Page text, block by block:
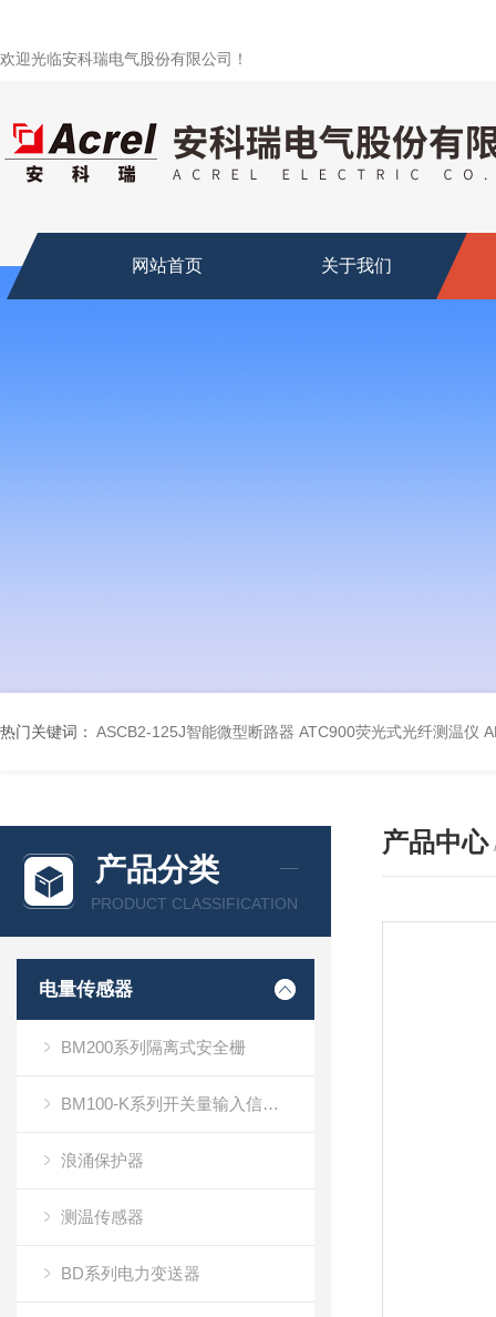
欢迎光临安科瑞电气股份有限公司！
网站首页 关于我们
热门关键词： ASCB2-125J智能微型断路器 ATC900荧光式光纤测温仪
产品分类
PRODUCT CLASSIFICATION
电量传感器
BM200系列隔离式安全栅
BM100-K系列开关量输入信号隔离器
浪涌保护器
测温传感器
BD系列电力变送器
产品中心